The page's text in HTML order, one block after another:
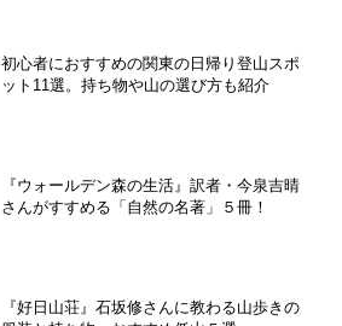
初心者におすすめの関東の日帰り登山スポ
ット11選。持ち物や山の選び方も紹介
『ウォールデン森の生活』訳者・今泉吉晴
さんがすすめる「自然の名著」５冊！
『好日山荘』石坂修さんに教わる山歩きの